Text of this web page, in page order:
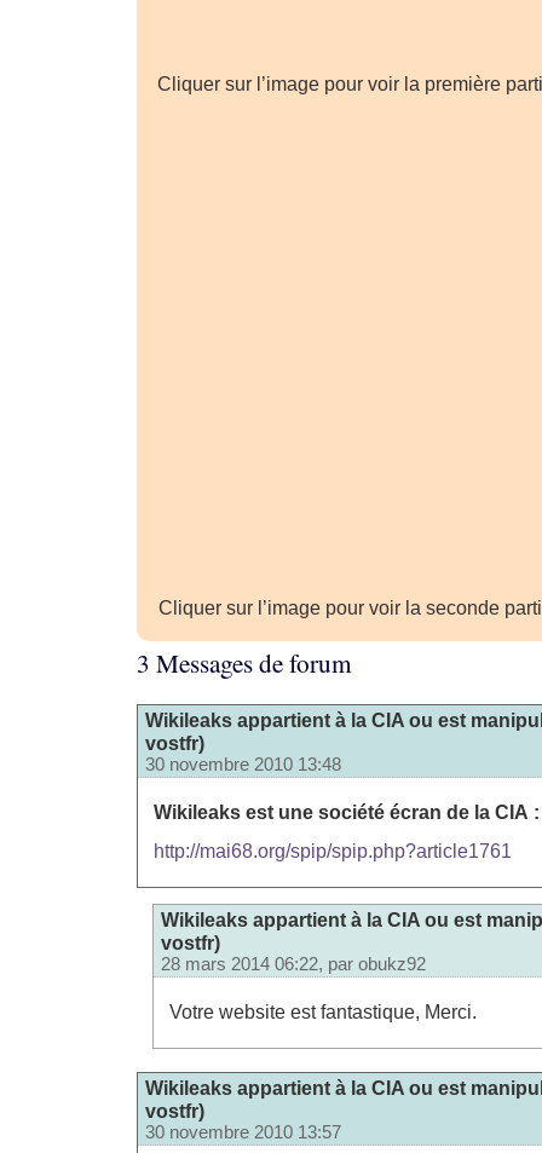
Cliquer sur l’image pour voir la première
Cliquer sur l’image pour voir la seconde
3 Messages de forum
Wikileaks appartient à la CIA ou est
vostfr)
30 novembre 2010 13:48
Wikileaks est une société écran de la CIA :
http://mai68.org/spip/spip.php?article1761
Wikileaks appartient à la CIA ou est
vostfr)
28 mars 2014 06:22, par obukz92
Votre website est fantastique, Merci.
Wikileaks appartient à la CIA ou est
vostfr)
30 novembre 2010 13:57